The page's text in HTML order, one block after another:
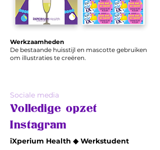
Werkzaamheden
De bestaande huisstijl en mascotte gebruiken
om illustraties te creëren.
Sociale media
Volledige opzet
Instagram
iXperium Health ◆ Werkstudent